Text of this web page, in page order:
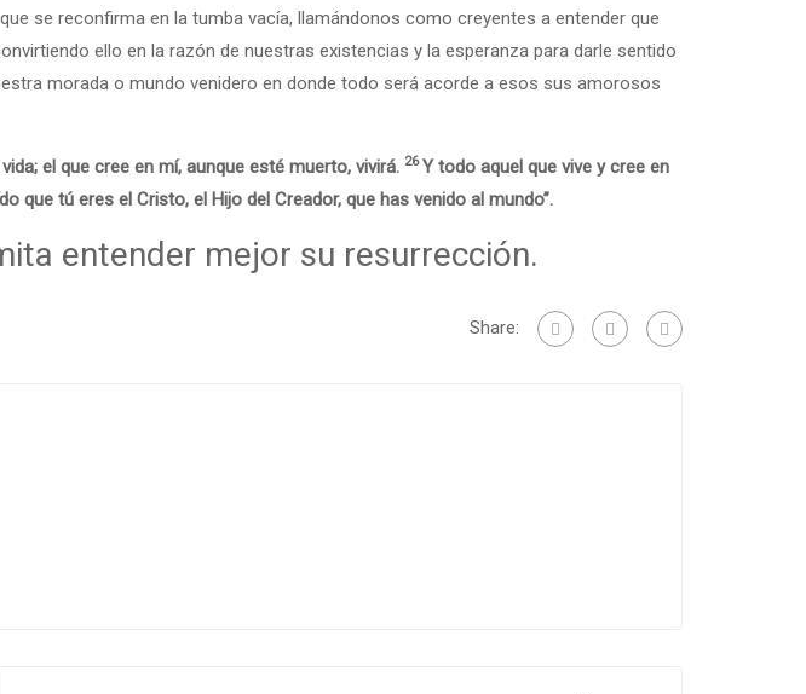
se reconfirma en la tumba vacía, llamándonos como creyentes a entender que
ello en la razón de nuestras existencias y la esperanza para darle sentido
morada o mundo venidero en donde todo será acorde a esos sus amorosos
el que cree en mí, aunque esté muerto, vivirá. 26Y todo aquel que vive y cree en
que tú eres el Cristo, el Hijo del Creador, que has venido al mundo”.
entender mejor su resurrección.
Share: